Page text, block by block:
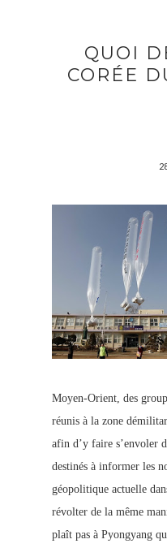
QUOI
CORÉE
Moyen-Orient, des
réunis à la zone
afin d’y faire s’envoler
destinés à informer les
géopolitique actuelle
révolter de la même
plaît pas à Pyongyang